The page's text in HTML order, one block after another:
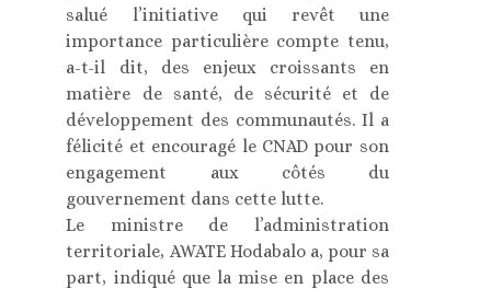
salué l’initiative qui revêt une
importance particulière compte tenu,
a-t-il dit, des enjeux croissants en
matière de santé, de sécurité et de
développement des communautés. Il a
félicité et encouragé le CNAD pour son
engagement aux côtés du
gouvernement dans cette lutte.
Le ministre de l’administration
territoriale, AWATE Hodabalo a, pour sa
part, indiqué que la mise en place des